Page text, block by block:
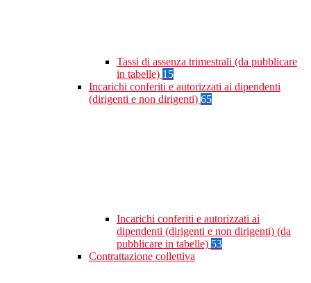
Tassi di assenza trimestrali (da pubblicare
in tabelle) 15
Incarichi conferiti e autorizzati ai dipendenti
(dirigenti e non dirigenti) 65
Incarichi conferiti e autorizzati ai
dipendenti (dirigenti e non dirigenti) (da
pubblicare in tabelle) 53
Contrattazione collettiva